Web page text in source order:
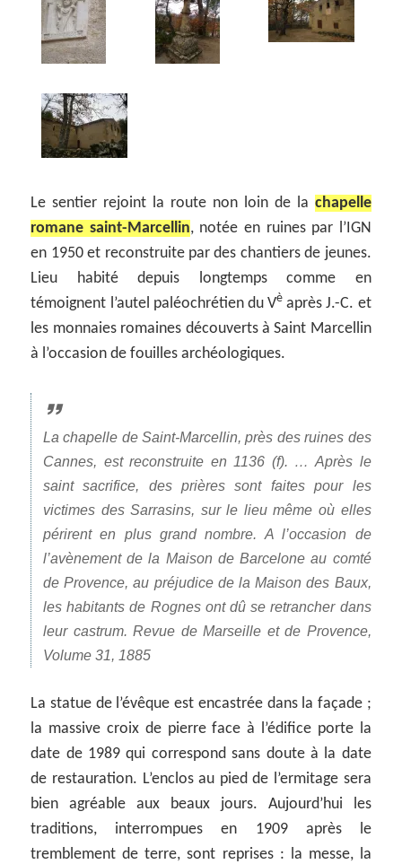
Le sentier rejoint la route non loin de la chapelle
romane saint-Marcellin, notée en ruines par l’IGN
en 1950 et reconstruite par des chantiers de jeunes.
Lieu habité depuis longtemps comme en
témoignent l’autel paléochrétien du Vè après J.-C. et
les monnaies romaines découverts à Saint Marcellin
à l’occasion de fouilles archéologiques.
La chapelle de Saint-Marcellin, près des ruines des
Cannes, est reconstruite en 1136 (f). … Après le
saint sacrifice, des prières sont faites pour les
victimes des Sarrasins, sur le lieu même où elles
périrent en plus grand nombre. A l’occasion de
l’avènement de la Maison de Barcelone au comté
de Provence, au préjudice de la Maison des Baux,
les habitants de Rognes ont dû se retrancher dans
leur castrum. Revue de Marseille et de Provence,
Volume 31, 1885
La statue de l’évêque est encastrée dans la façade ;
la massive croix de pierre face à l’édifice porte la
date de 1989 qui correspond sans doute à la date
de restauration. L’enclos au pied de l’ermitage sera
bien agréable aux beaux jours. Aujourd’hui les
traditions, interrompues en 1909 après le
tremblement de terre, sont reprises : la messe, la